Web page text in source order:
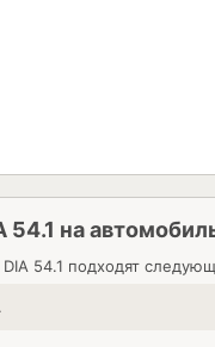
на
54.1 подходят